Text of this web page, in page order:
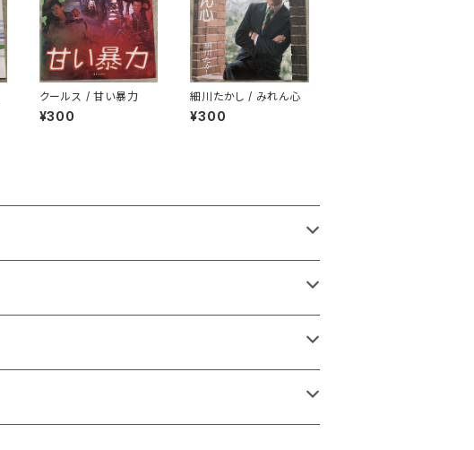
クールス / 甘い暴力
¥300
細川たかし / みれん心
¥300